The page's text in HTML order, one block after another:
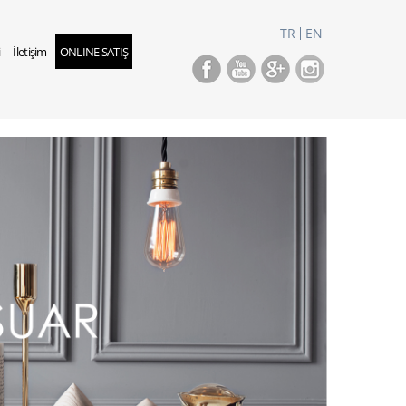
İletişim ONLINE SATIŞ
TR EN